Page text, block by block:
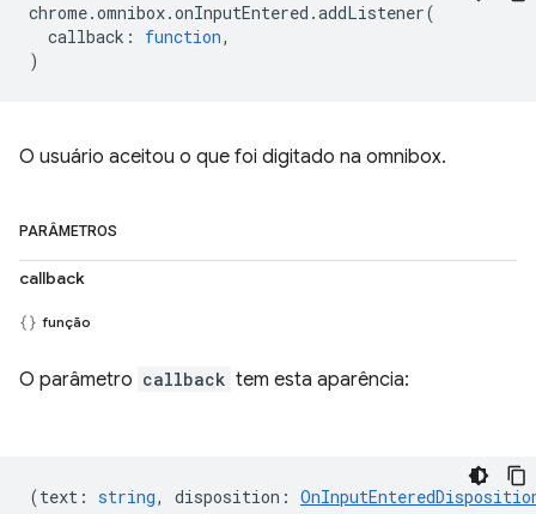
chrome.omnibox.onInputEntered .addListener(
callback : function,
)
O usuário aceitou o que foi digitado na omnibox.
PARÂMETROS
callback
função
O parâmetro callback tem esta aparência:
(text : string, disposition :